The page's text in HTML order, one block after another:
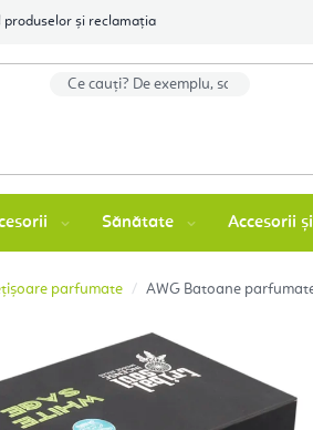
produselor și reclamația
Sănătate Accesorii
parfumate AWG Batoane